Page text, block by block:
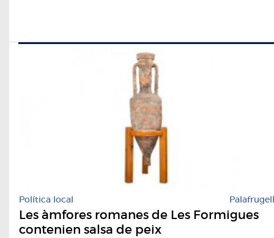
Política local Palafrugell
Les àmfores romanes de Les Formigues
contenien salsa de peix